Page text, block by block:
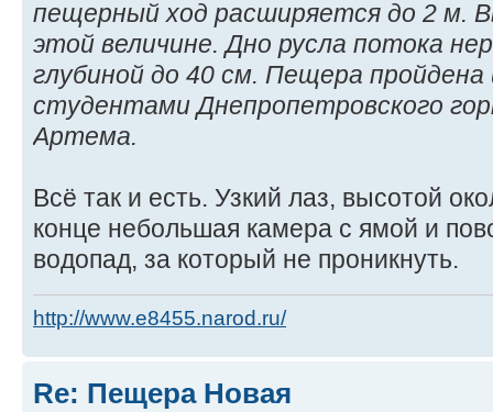
пещерный ход расширяется до 2 м.
этой величине. Дно русла потока
глубиной до 40 см. Пещера пройдена
студентами Днепропетровского
Артема.
Всё так и есть. Узкий лаз, высотой
конце небольшая камера с ямой и
водопад, за который не проникнуть.
http://www.e8455.narod.ru/
Re: Пещера Новая